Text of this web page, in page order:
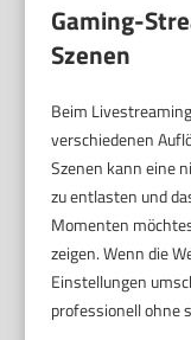
Gaming-
Szenen
Beim
verschiedenen
Szenen kann eine
zu entlasten und
Momenten
zeigen. Wenn die
Einstellungen
professionell ohne